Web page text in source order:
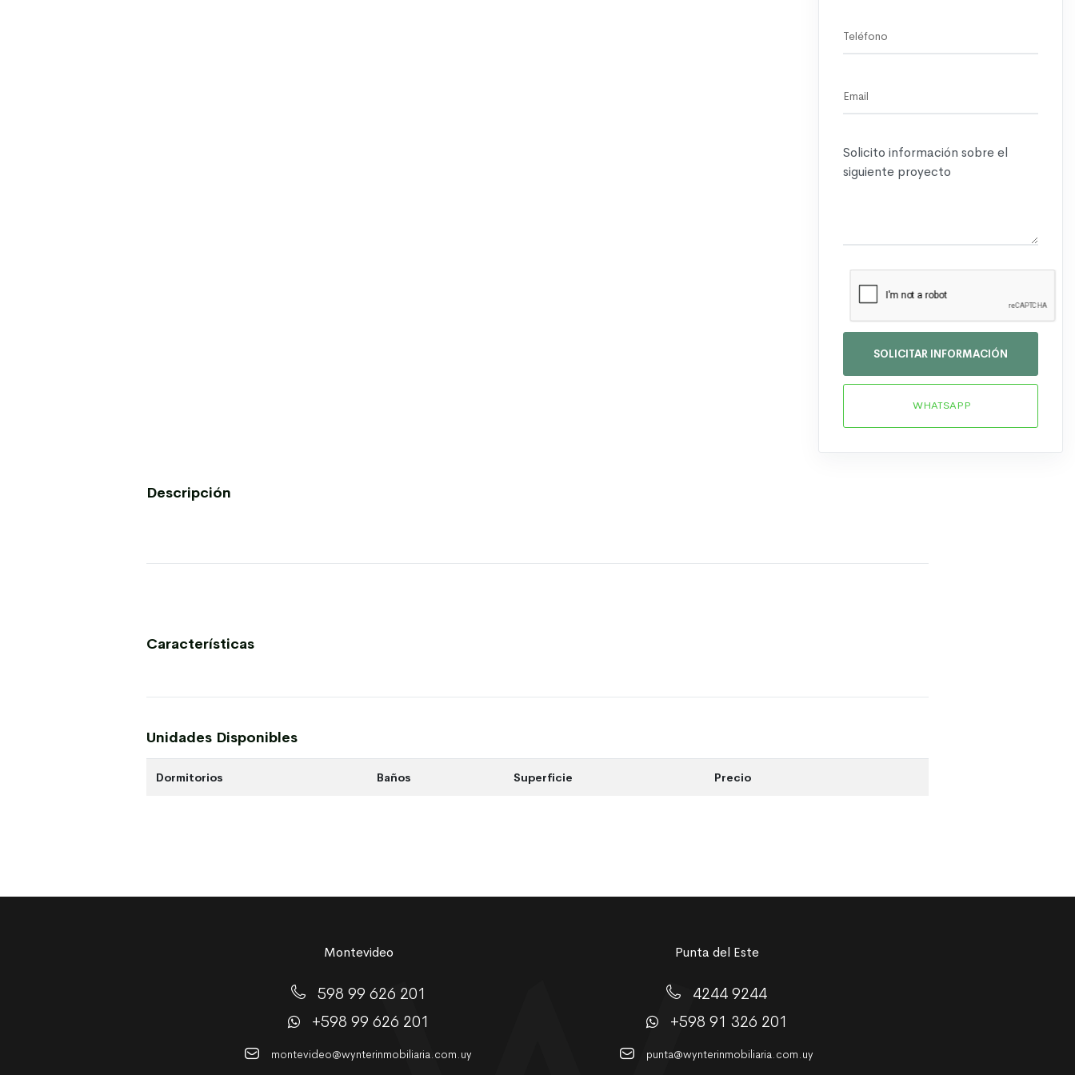
SOLICITAR INFORMACIÓN
WHATSAPP
Descripción
Características
Unidades Disponibles
Dormitorios Baños Superficie Precio
Montevideo
598 99 626 201
+598 99 626 201
montevideo@wynterinmobiliaria.com.uy
Punta del Este
4244 9244
+598 91 326 201
punta@wynterinmobiliaria.com.uy